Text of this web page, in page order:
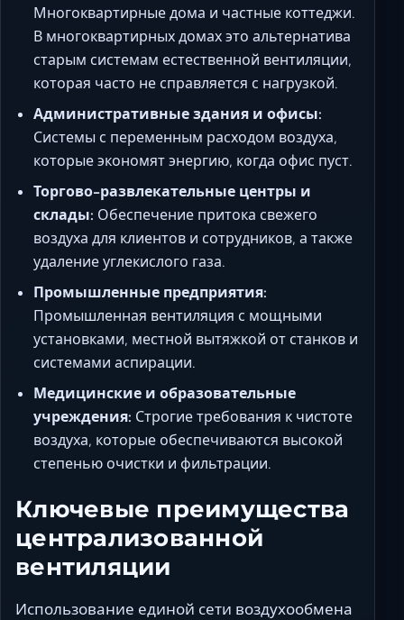
Многоквартирные дома и частные коттеджи.
В многоквартирных домах это альтернатива
старым системам естественной вентиляции,
которая часто не справляется с нагрузкой.
Административные здания и офисы:
Системы с переменным расходом воздуха,
которые экономят энергию, когда офис пуст.
Торгово-развлекательные центры и
склады: Обеспечение притока свежего
воздуха для клиентов и сотрудников, а также
удаление углекислого газа.
Промышленные предприятия:
Промышленная вентиляция с мощными
установками, местной вытяжкой от станков и
системами аспирации.
Медицинские и образовательные
учреждения: Строгие требования к чистоте
воздуха, которые обеспечиваются высокой
степенью очистки и фильтрации.
Ключевые преимущества
централизованной
вентиляции
Использование единой сети воздухообмена